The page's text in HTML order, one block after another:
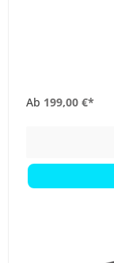
Ab 199,00 €*